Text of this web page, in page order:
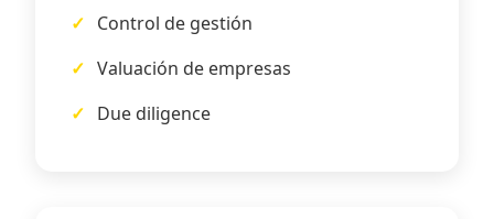
Control de gestión
Valuación de empresas
Due diligence